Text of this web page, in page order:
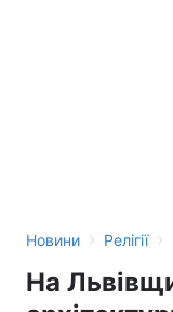
Новини › Релігії ›
На